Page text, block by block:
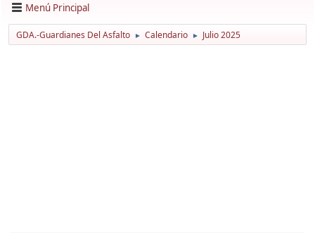
Menú Principal
GDA.-Guardianes Del Asfalto ► Calendario ► Julio 2025